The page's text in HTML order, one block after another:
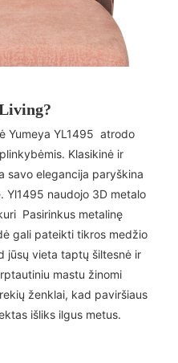
Yumeya YL1495 atrodo
Klasikinė ir
savo elegancija paryškina
Yl1495 naudojo 3D metalo
Pasirinkus metalinę
gali pateikti tikros medžio
jūsų vieta taptų šiltesnė ir
mastu žinomi
ženklai, kad paviršiaus
išliks ilgus metus.